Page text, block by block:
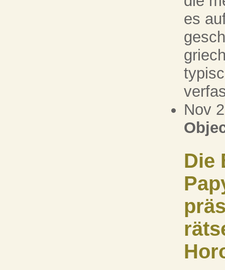
es
Nov
Die